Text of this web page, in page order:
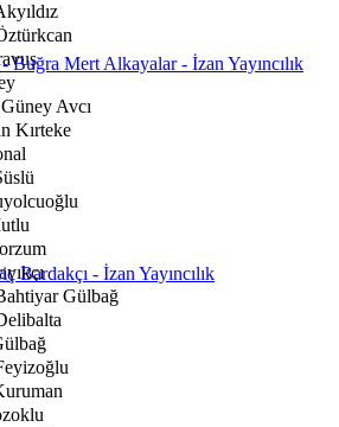
Avcı
Kırteke
Gülbağ
Buğra Mert Alkayalar - İzan Yayıncılık